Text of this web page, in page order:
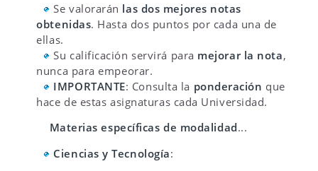
Se valorarán las dos mejores notas
obtenidas. Hasta dos puntos por cada una de
ellas.
Su calificación servirá para mejorar la nota,
nunca para empeorar.
IMPORTANTE: Consulta la ponderación que
hace de estas asignaturas cada Universidad.
Materias específicas de modalidad...
Ciencias y Tecnología: